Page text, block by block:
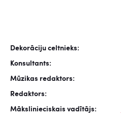
Dekorāciju celtnieks:
Konsultants:
Mūzikas redaktors:
Redaktors:
Mākslinieciskais vadītājs: